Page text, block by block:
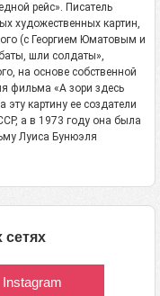
рейс». Писатель
художественных картин,
(с Георгием Юматовым и
шли солдаты»,
на основе собственной
фильма «А зори здесь
картину ее создатели
а в 1973 году она была
Луиса Бунюэля
Instagram